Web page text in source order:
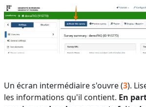
Un écran intermédiaire s'ouvre (3).
les informations qu'il contient. En